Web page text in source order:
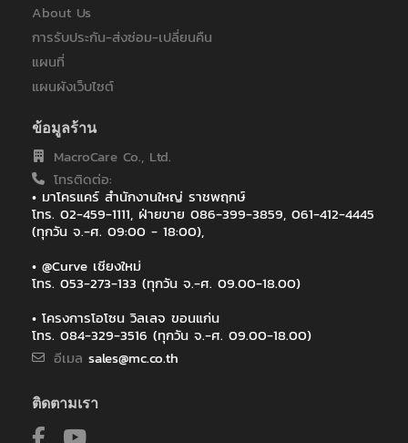
ไทยประกันชีวิต : ฟิวเจอร์ ปาร์ค รังสิต
ไทยประกันชีวิต : เซ็นทรัลอุบล/อิมพิเรียลสำโรง
ไทยประกันชีวิต : เซ็นทรัลเฟสติวัล หาดใหญ่
ไทยประกันชีวิต สาขา เซ็นทรัล เฟสติวัล เชียงใหม่
ไทยประกันชีวิตสาขาสกลนคร
ไปรษณีย์ไทย (สำหรับระบบ EMS)
About Us
การรับประกัน-ส่งซ่อม-เปลี่ยนคืน
แผนที่
แผนผังเว็บไซต์
ข้อมูลร้าน
MacroCare Co., Ltd.
โทรติดต่อ:
• มาโครแคร์ สำนักงานใหญ่ ราชพฤกษ์
โทร. 02-459-1111, ฝ่ายขาย 086-399-3859, 061-412-4445
(ทุกวัน จ.-ศ. 09:00 - 18:00),
• @Curve เชียงใหม่
โทร. 053-273-133 (ทุกวัน จ.-ศ. 09.00-18.00)
• โครงการโอโซน วิลเลจ ขอนแก่น
โทร. 084-329-3516 (ทุกวัน จ.-ศ. 09.00-18.00)
อีเมล sales@mc.co.th
ติดตามเรา